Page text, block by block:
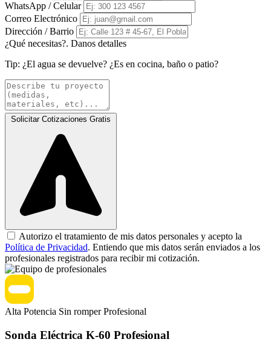
WhatsApp / Celular
Correo Electrónico
Dirección / Barrio
¿Qué necesitas?. Danos detalles
Tip: ¿El agua se devuelve? ¿Es en cocina, baño o patio?
Solicitar Cotizaciones Gratis
Autorizo el tratamiento de mis datos personales y acepto la
Política de Privacidad. Entiendo que mis datos serán enviados a los
profesionales registrados para recibir mi cotización.
Alta Potencia Sin romperProfesional
Sonda Eléctrica K-60 Profesional